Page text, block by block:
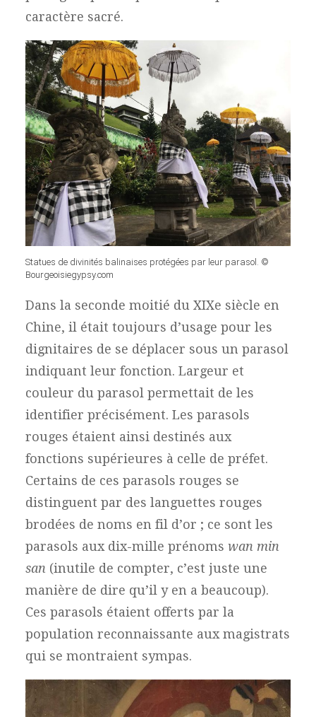
caractère sacré.
Statues de divinités balinaises protégées par leur parasol. ©
Bourgeoisiegypsy.com
Dans la seconde moitié du XIXe siècle en
Chine, il était toujours d’usage pour les
dignitaires de se déplacer sous un parasol
indiquant leur fonction. Largeur et
couleur du parasol permettait de les
identifier précisément. Les parasols
rouges étaient ainsi destinés aux
fonctions supérieures à celle de préfet.
Certains de ces parasols rouges se
distinguent par des languettes rouges
brodées de noms en fil d’or ; ce sont les
parasols aux dix-mille prénoms wan min
san (inutile de compter, c’est juste une
manière de dire qu’il y en a beaucoup).
Ces parasols étaient offerts par la
population reconnaissante aux magistrats
qui se montraient sympas.